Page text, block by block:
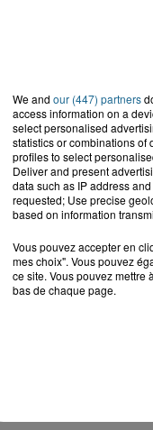
son
We and our (447) partners
access information on a
select personalised
statistics or combinations of
profiles to select
Deliver and present
data such as IP address
requested; Use precise
based on information
Vous pouvez accepter en
mes choix". Vous pouvez
ce site. Vous pouvez mettre
bas de chaque page.